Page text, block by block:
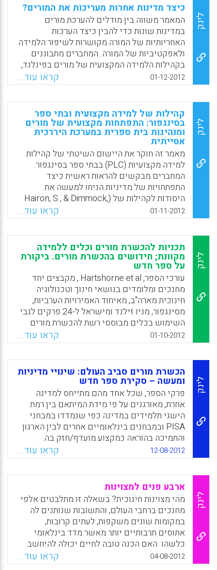
WhatsApp
Facebook
Email
X לינק
כיצד מדינות אחרות מעריכות את המורים?
המאמר משווה בין מודלים להערכת מורים
במדינות שונות כדי להבין כיצד הערכות
האחריותיות של המורה מקושרות לשיפור הלמידה
ולאפקטיביות של המורה. המחברים מתבוננים
בקהילות הלמידה המקצועית של מורים בפינלנד,
באחריותיות הארגונית של Carrera Magisterial
במקסיקו, מערכת וולונטרית של תשלום למורים
המבוססת על ביצוע, כמו גם האחריותיות שהמורים
מתמודדים עמה מצד ההורים וקהילות בית הספר
ביפן ובדרום קוריאה. בנוסף, נידון הקשר בין
אחריותיות חינוכית לבין ההישגים הלימודיים של
התלמידים (Williams, J., & Engel, L., 2012).
WhatsApp
Facebook
Email
X
01-12-2012 קראו עוד...
לינק
קהילות של למידה מקצועית ובתי ספר
בסינגפור: התפתחות מקצועית של מורים
ומנהיגות בית ספרית במערכת היררכית
אסייתית
מאמר זה חוקר את היישום השיטתי של קהילות
למידה מקצועיות (PLC) בבתי ספר בסינגפור.
המחברים מבקשים להראות ראשית כיצד
התפתחויות של מדיניות הניחו למעשה את
היסודות לקהילות של (Hairon, S., & Dimmock,
C.,2012).
WhatsApp
Facebook
Email
X
01-11-2012 קראו עוד...
לינק
תכניות להכשרת מורים וכלים ללמידה
מקוונת; חידושים בהכשרת מורים. ביקורת
על ספר חדש
עורכי הספר, Hartshorne et al., מקבצים יחד
מחנכים ומלומדים בנושאי חינוך וטכנולוגיה
חינוכית מארה"ב, מאיחוד האמירויות הערביות,
מסינגפור, מניו זילנד ומישראל ל-24 פרקים לגבי
השימוש בכלים מבוססי רשת להכשרת מורים
(Hartshorne et al, 2012).
WhatsApp
Facebook
Email
X
01-10-2012 קראו עוד...
לינק
הכשרת מורים סביב העולם: שינויי מדיניות
ומעשה – סקירת ספר חדש
פרקי הספר, שכל אחד מהם מתייחס למדינה
אחרת, מאורגנים על פי מידת המיתאם בין רמת
הישגי תלמידים במדינה כפי שנמדדו במבחני
PISA ובמבחנים בינלאומיים אחרים לבין הארגון
והתמיכה בהוראה כמקצוע מועדף/חזק בה.
הפרקים מתפתחים ממדינות שבהן הקשר בין
מדיניות לבין מעשה בהכשרת מורים הוא ברמת
שילוב גבוהה אל מדינות שבהן קשר כזה חלש
יותר ובצד הרטוריקה הקוראת לחיזוק איכות המורה
נתיבי ההכשרה שפותחו אין בהם עקביות או שהם
לא מסורתיים ( Darling-Hammond, L., &
Lieberman, A ) .
WhatsApp
Facebook
Email
X
12-08-2012 קראו עוד...
לינק
ארבע פנים למצוינות
מהי מצוינות חינוכית? בשאלה זו מתלבטים אלפי
מחנכים ברחבי העולם, והתשובות שנותנים לה
במקומות שונים משקפות, לעתים קרובות,
אתוסים תרבותיים יותר מאשר מדד בינלאומי
כלשהו. האם הכנה טובה לחיים יכולה להיחשב
לחינוך מיטבי? האם רכישת ערכים מעל לכל
הישג היא פסגת החינוך? האם כדאי ללמד כיצד
04-08-2012 קראו עוד...